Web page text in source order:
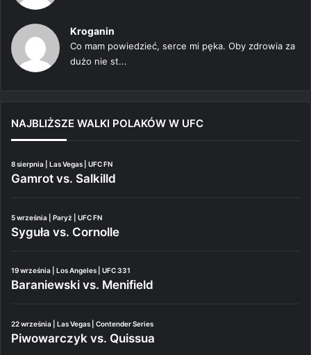
Kroganin
Co mam powiedzieć, serce mi pęka. Oby zdrowia za
dużo nie st...
NAJBLIŻSZE WALKI POLAKÓW W UFC
8 sierpnia | Las Vegas | UFC FN
Gamrot vs. Salkilld
5 września | Paryż | UFC FN
Syguła vs. Cornolle
19 września | Los Angeles | UFC 331
Baraniewski vs. Menifield
22 września | Las Vegas | Contender Series
Piwowarczyk vs. Quissua